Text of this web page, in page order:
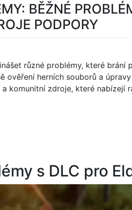
BĚŽNÉ
PODPORY
různé problémy, které brání
ověření herních souborů a
komunitní zdroje, které nabízejí
s DLC pro